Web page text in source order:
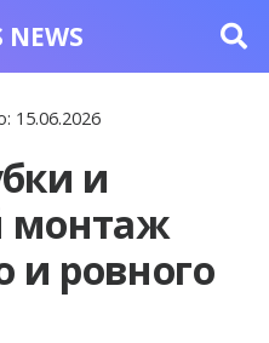
NEWS
15.06.2026
и
монтаж
и ровного